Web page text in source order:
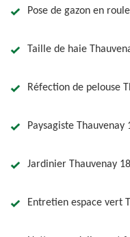
Pose de gazon en
Taille de haie
Réfection de pelouse
Paysagiste Thauvenay
Jardinier Thauvenay
Entretien espace vert